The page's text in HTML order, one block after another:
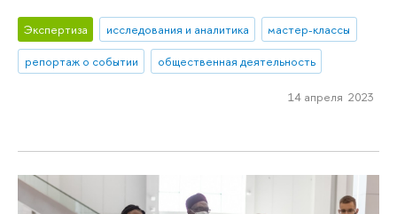
Экспертиза исследования и аналитика
мастер-классы
репортаж о событии
общественная деятельность
14 апреля 2023